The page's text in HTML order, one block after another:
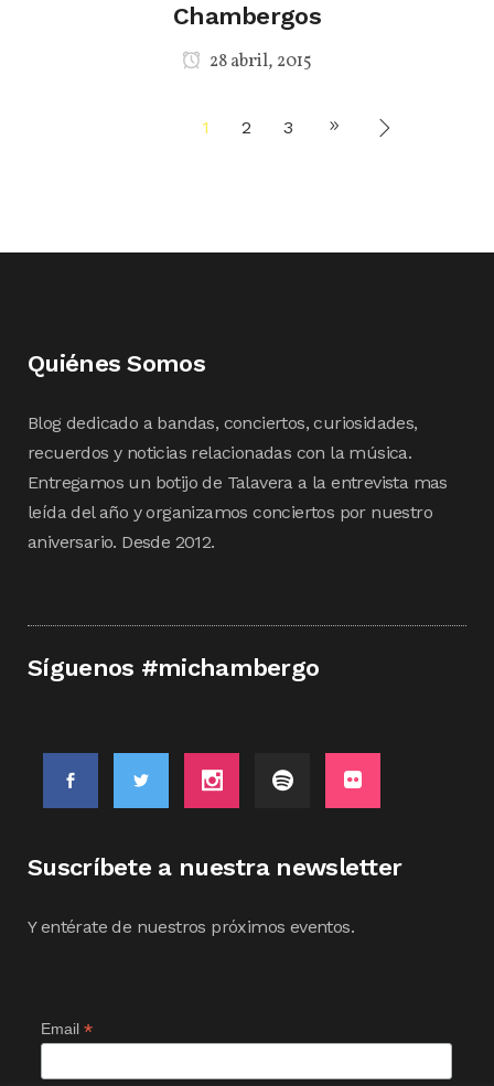
Chambergos
28 abril, 2015
1 2 3
Quiénes Somos
Blog dedicado a bandas, conciertos, curiosidades,
recuerdos y noticias relacionadas con la música.
Entregamos un botijo de Talavera a la entrevista mas
leída del año y organizamos conciertos por nuestro
aniversario. Desde 2012.
Síguenos #michambergo
Suscríbete a nuestra newsletter
Y entérate de nuestros próximos eventos.
Email *